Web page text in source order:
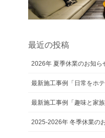
最近の投稿
2026年 夏季休業のお知ら
最新施工事例「日常をホ
最新施工事例「趣味と家
2025-2026年 冬季休業の